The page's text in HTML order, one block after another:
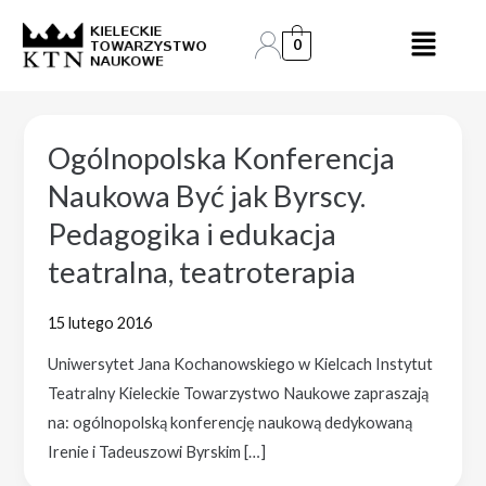
content
0
Ogólnopolska Konferencja
Naukowa Być jak Byrscy.
Pedagogika i edukacja
teatralna, teatroterapia
15 lutego 2016
Uniwersytet Jana Kochanowskiego w Kielcach Instytut
Teatralny Kieleckie Towarzystwo Naukowe zapraszają
na: ogólnopolską konferencję naukową dedykowaną
Irenie i Tadeuszowi Byrskim […]